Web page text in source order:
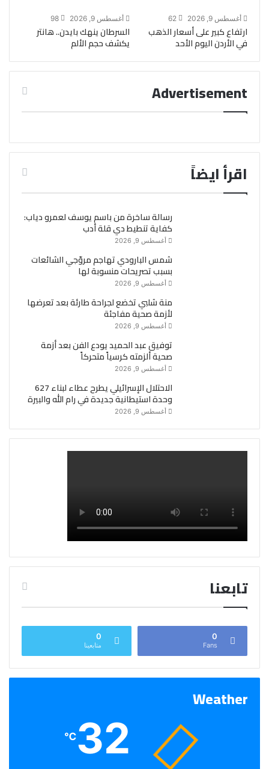
أغسطس 9, 2026 62
ارتفاع كبير على أسعار الذهب
في الأردن اليوم الأحد
أغسطس 9, 2026 98
السرطان ينهك بايدن.. هانتر
يكشف حجم الألم
Advertisement
اقرأ ايضاً
رسالة ساخرة من باسم يوسف لعمرو دياب:
كفاية تنطيط دي قلة أدب
أغسطس 9, 2026
شمس البارودي تهاجم مروّجي الشائعات
بسبب تصريحات منسوبة لها
أغسطس 9, 2026
منة شلبي تخضع لجراحة طارئة بعد تعرضها
لأزمة صحية مفاجئة
أغسطس 9, 2026
توفيق عبد الحميد يودع الفن بعد أزمة
صحية ألزمته كرسياً متحركاً
أغسطس 9, 2026
الاحتلال الإسرائيلي يطرح عطاء لبناء 627
وحدة استيطانية جديدة في رام الله والبيرة
أغسطس 9, 2026
تابعنا
0
Fans
0
متابعينا
Weather
32
℃